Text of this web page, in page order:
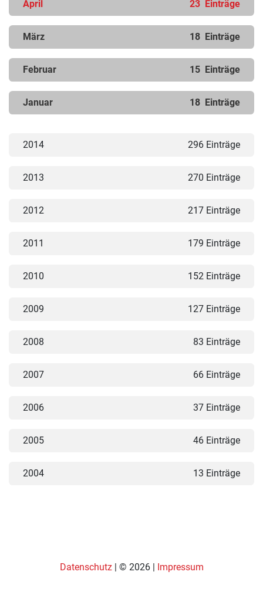
April 23 Einträge
März 18 Einträge
Februar 15 Einträge
Januar 18 Einträge
2014 296 Einträge
2013 270 Einträge
2012 217 Einträge
2011 179 Einträge
2010 152 Einträge
2009 127 Einträge
2008 83 Einträge
2007 66 Einträge
2006 37 Einträge
2005 46 Einträge
2004 13 Einträge
Datenschutz | © 2026 | Impressum